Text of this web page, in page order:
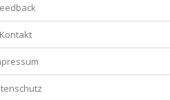
Kontakt